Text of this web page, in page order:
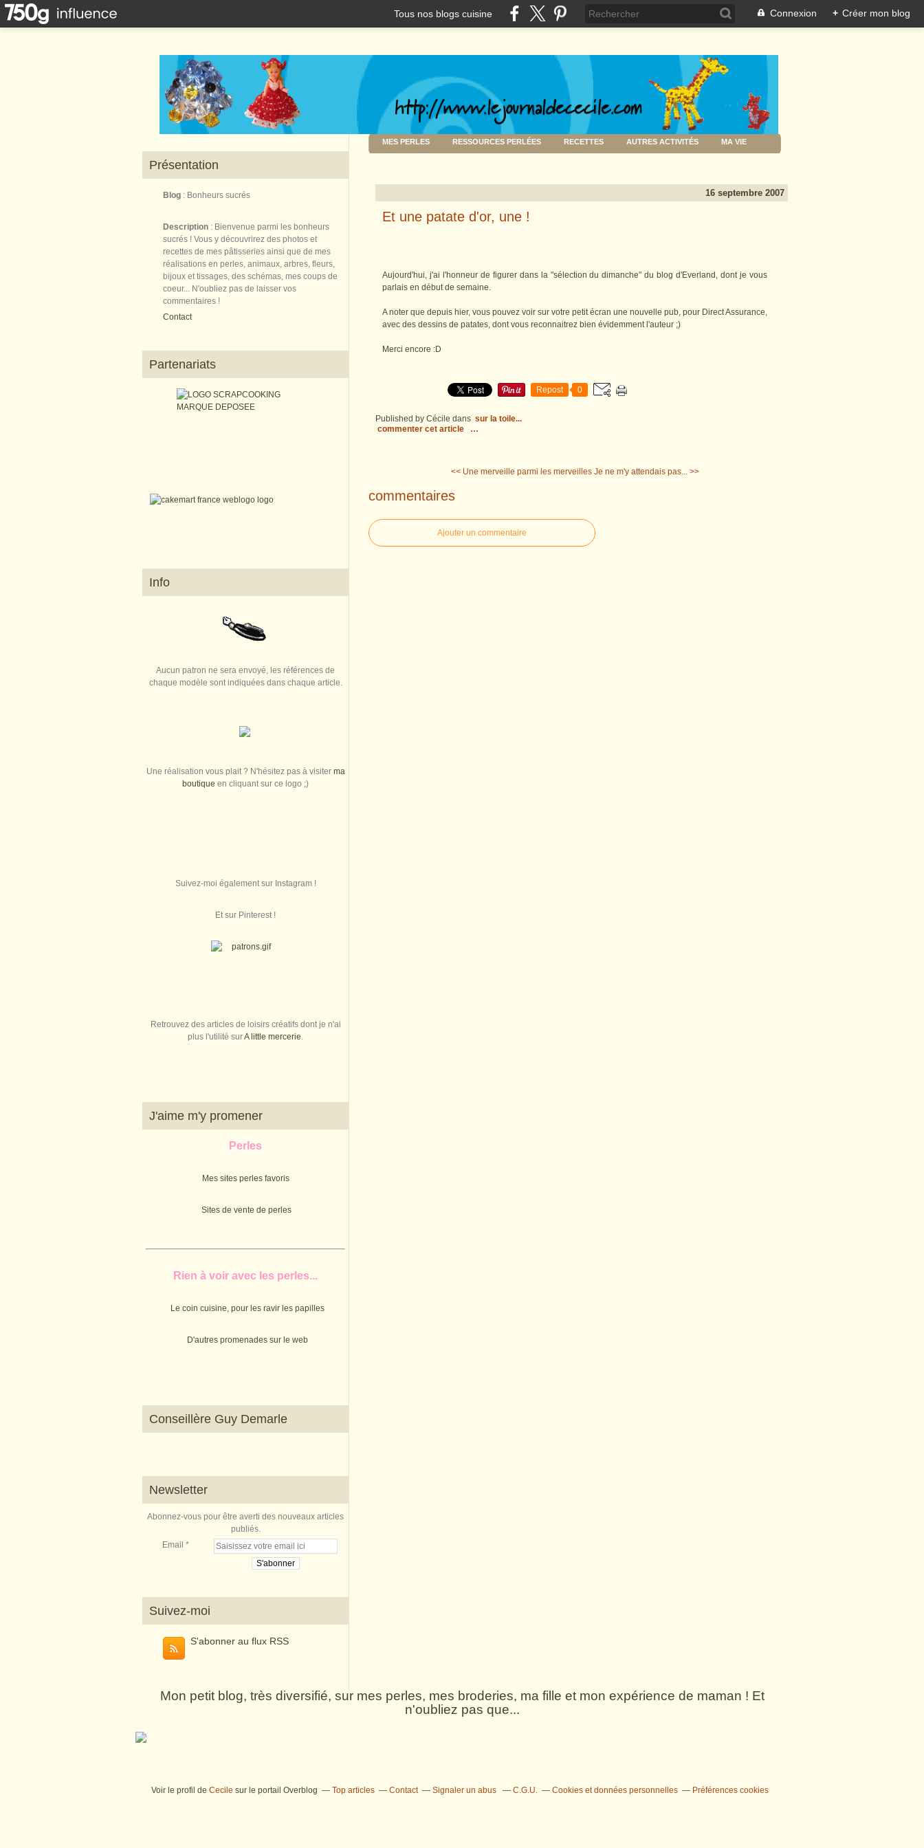
Tous nos blogs cuisine Connexion + Créer mon blog
Présentation
Blog : Bonheurs sucrés
Description : Bienvenue parmi les bonheurs
sucrés ! Vous y découvrirez des photos et
recettes de mes pâtisseries ainsi que de mes
réalisations en perles, animaux, arbres, fleurs,
bijoux et tissages, des schémas, mes coups de
coeur... N'oubliez pas de laisser vos
commentaires !
Contact
Partenariats
Info
Aucun patron ne sera envoyé, les références de
chaque modèle sont indiquées dans chaque article.
Une réalisation vous plait ? N'hésitez pas à visiter ma
boutique en cliquant sur ce logo ;)
Suivez-moi également sur Instagram !
Et sur Pinterest !
Retrouvez des articles de loisirs créatifs dont je n'ai
plus l'utilité surA little mercerie.
J'aime m'y promener
Perles
Mes sites perles favoris
Sites de vente de perles
Rien à voir avec les perles...
Le coin cuisine, pour les ravir les papilles
D'autres promenades sur le web
Conseillère Guy Demarle
Newsletter
Abonnez-vous pour être averti des nouveaux articles
publiés.
Email
Suivez-moi
S'abonner au flux RSS
MES PERLES RESSOURCES PERLÉES RECETTES AUTRES ACTIVITÉS MA VIE
16 septembre 2007
Et une patate d'or, une !
Aujourd'hui, j'ai l'honneur de figurer dans la "sélection du dimanche" du blog d'Everland, dont je vous
parlais en début de semaine.
A noter que depuis hier, vous pouvez voir sur votre petit écran une nouvelle pub, pour Direct Assurance,
avec des dessins de patates, dont vous reconnaitrez bien évidemment l'auteur ;)
Merci encore :D
Repost 0
Published by Cécile dans sur la toile...
commenter cet article
…
<< Une merveille parmi les merveilles Je ne m'y attendais pas... >>
commentaires
Ajouter un commentaire
Mon petit blog, très diversifié, sur mes perles, mes broderies, ma fille et mon expérience de maman ! Et
n'oubliez pas que...
Voir le profil de Cecile sur le portail Overblog Top articles Contact Signaler un abus C.G.U. Cookies et données personnelles Préférences cookies